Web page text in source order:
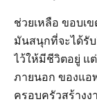
ช่วยเหลือ ขอบเ
มันสนุกที่จะได้รั
ไว้ให้มีชีวิตอยู่ แ
ภายนอก ของแอ
ครอบครัวสร้าง